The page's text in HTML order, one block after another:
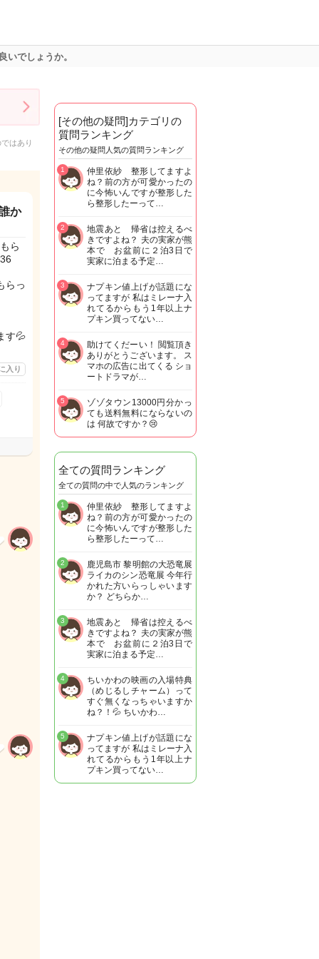
いでしょうか。
はあり
か
ら
らっ
す💦
入り
[その他の疑問]カテゴリの
質問ランキング
その他の疑問人気の質問ランキング
仲里依紗 整形してますよ
ね？前の方が可愛かったの
に今怖いんですが整形した
ら整形したーって…
1
地震あと 帰省は控えるべ
きですよね？ 夫の実家が熊
本で お盆前に２泊3日で
実家に泊まる予定…
2
ナプキン値上げが話題にな
ってますが 私はミレーナ入
れてるからもう1年以上ナ
プキン買ってない…
3
助けてくだーい！ 閲覧頂き
ありがとうございます。 ス
マホの広告に出てくる ショ
ートドラマが…
4
ゾゾタウン13000円分かっ
ても送料無料にならないの
は 何故ですか？😢
5
全ての質問ランキング
全ての質問の中で人気のランキング
仲里依紗 整形してますよ
ね？前の方が可愛かったの
に今怖いんですが整形した
ら整形したーって…
1
鹿児島市 黎明館の大恐竜展
ライカのシン恐竜展 今年行
かれた方いらっしゃいます
か？ どちらか…
2
地震あと 帰省は控えるべ
きですよね？ 夫の実家が熊
本で お盆前に２泊3日で
実家に泊まる予定…
3
ちいかわの映画の入場特典
（めじるしチャーム）って
すぐ無くなっちゃいますか
ね？！💦 ちいかわ…
4
ナプキン値上げが話題にな
ってますが 私はミレーナ入
れてるからもう1年以上ナ
プキン買ってない…
5